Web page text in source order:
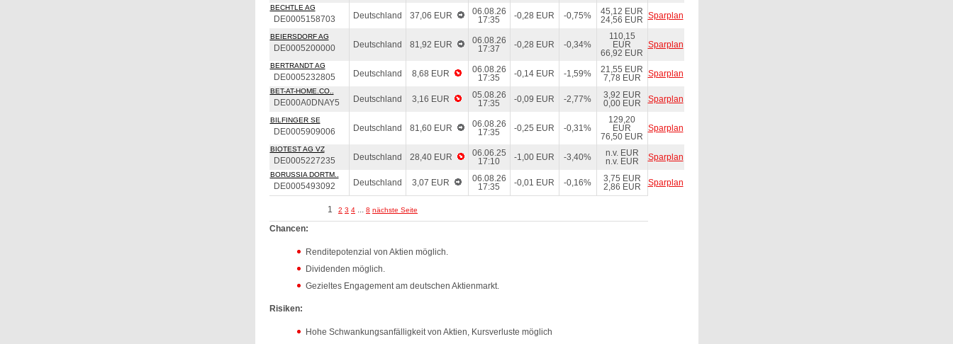
BECHTLE AG
DE0005158703 Deutschland 37,06 EUR
06.08.26
17:35
-0,28 EUR -0,75%
45,12 EUR
24,56 EUR Sparplan
BEIERSDORF AG
DE0005200000 Deutschland 81,92 EUR
06.08.26
17:37
-0,28 EUR -0,34%
110,15
EUR
66,92 EUR
Sparplan
BERTRANDT AG
DE0005232805 Deutschland 8,68 EUR
06.08.26
17:35
-0,14 EUR -1,59%
21,55 EUR
7,78 EUR
Sparplan
BET-AT-HOME.CO..
DE000A0DNAY5 Deutschland 3,16 EUR
05.08.26
17:35
-0,09 EUR -2,77%
3,92 EUR
0,00 EUR
Sparplan
BILFINGER SE
DE0005909006 Deutschland 81,60 EUR
06.08.26
17:35
-0,25 EUR -0,31%
129,20
EUR
76,50 EUR
Sparplan
BIOTEST AG VZ
DE0005227235 Deutschland 28,40 EUR
06.06.25
17:10
-1,00 EUR -3,40%
n.v. EUR
n.v. EUR
Sparplan
BORUSSIA DORTM..
DE0005493092 Deutschland 3,07 EUR
06.08.26
17:35
-0,01 EUR -0,16%
3,75 EUR
2,86 EUR
Sparplan
1 2 3 4 ... 8 nächste Seite
Chancen:
Renditepotenzial von Aktien möglich.
Dividenden möglich.
Gezieltes Engagement am deutschen Aktienmarkt.
Risiken:
Hohe Schwankungsanfälligkeit von Aktien, Kursverluste möglich